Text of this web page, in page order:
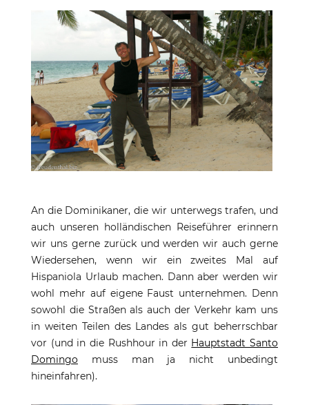
An die Dominikaner, die wir unterwegs trafen, und
auch unseren holländischen Reiseführer erinnern
wir uns gerne zurück und werden wir auch gerne
Wiedersehen, wenn wir ein zweites Mal auf
Hispaniola Urlaub machen. Dann aber werden wir
wohl mehr auf eigene Faust unternehmen. Denn
sowohl die Straßen als auch der Verkehr kam uns
in weiten Teilen des Landes als gut beherrschbar
vor (und in die Rushhour in der Hauptstadt Santo
Domingo muss man ja nicht unbedingt
hineinfahren).